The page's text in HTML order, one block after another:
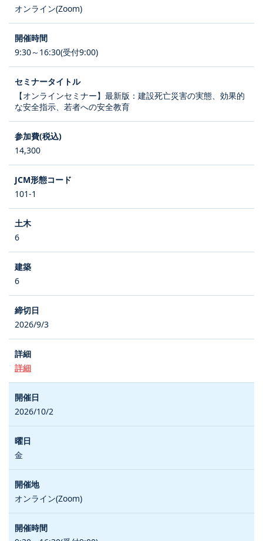
オンライン(Zoom)
9:30～16:30(受付9:00)
【オンラインセミナー】最新版：建設死亡災害の実態、効果的
な安全指示、若者への安全教育
14,300
101-1
6
6
2026/9/3
詳細
2026/10/2
金
オンライン(Zoom)